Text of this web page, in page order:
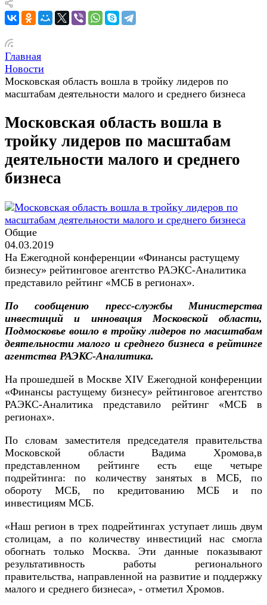
Главная
Новости
Московская область вошла в тройку лидеров по
масштабам деятельности малого и среднего бизнеса
Московская область вошла в
тройку лидеров по масштабам
деятельности малого и среднего
бизнеса
Общие
04.03.2019
На Ежегодной конференции «Финансы растущему
бизнесу» рейтинговое агентство РАЭКС-Аналитика
представило рейтинг «МСБ в регионах».
По сообщению пресс-службы Министерства
инвестиций и инновация Московской области,
Подмосковье вошло в тройку лидеров по масштабам
деятельности малого и среднего бизнеса в рейтинге
агентства РАЭКС-Аналитика.
На прошедшей в Москве XIV Ежегодной конференции
«Финансы растущему бизнесу» рейтинговое агентство
РАЭКС-Аналитика представило рейтинг «МСБ в
регионах».
По словам заместителя председателя правительства
Московской области Вадима Хромова,в
представленном рейтинге есть еще четыре
подрейтинга: по количеству занятых в МСБ, по
обороту МСБ, по кредитованию МСБ и по
инвестициям МСБ.
«Наш регион в трех подрейтингах уступает лишь двум
столицам, а по количеству инвестиций нас смогла
обогнать только Москва. Эти данные показывают
результативность работы регионального
правительства, направленной на развитие и поддержку
малого и среднего бизнеса», - отметил Хромов.